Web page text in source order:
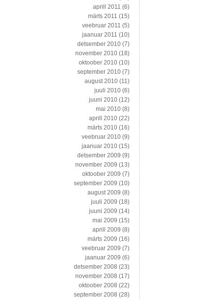
aprill 2011 (6)
märts 2011 (15)
veebruar 2011 (5)
jaanuar 2011 (10)
detsember 2010 (7)
november 2010 (18)
oktoober 2010 (10)
september 2010 (7)
august 2010 (11)
juuli 2010 (6)
juuni 2010 (12)
mai 2010 (8)
aprill 2010 (22)
märts 2010 (16)
veebruar 2010 (9)
jaanuar 2010 (15)
detsember 2009 (9)
november 2009 (13)
oktoober 2009 (7)
september 2009 (10)
august 2009 (8)
juuli 2009 (18)
juuni 2009 (14)
mai 2009 (15)
aprill 2009 (8)
märts 2009 (16)
veebruar 2009 (7)
jaanuar 2009 (6)
detsember 2008 (23)
november 2008 (17)
oktoober 2008 (22)
september 2008 (28)